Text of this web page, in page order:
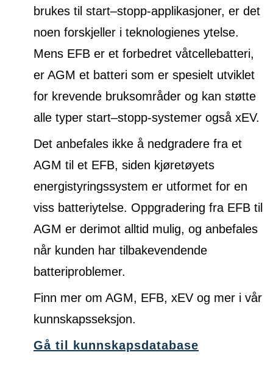
brukes til start–stopp-applikasjoner, er det
noen forskjeller i teknologienes ytelse.
Mens EFB er et forbedret våtcellebatteri,
er AGM et batteri som er spesielt utviklet
for krevende bruksområder og kan støtte
alle typer start–stopp-systemer også xEV.
Det anbefales ikke å nedgradere fra et
AGM til et EFB, siden kjøretøyets
energistyringssystem er utformet for en
viss batteriytelse. Oppgradering fra EFB til
AGM er derimot alltid mulig, og anbefales
når kunden har tilbakevendende
batteriproblemer.
Finn mer om AGM, EFB, xEV og mer i vår
kunnskapsseksjon.
Gå til kunnskapsdatabase